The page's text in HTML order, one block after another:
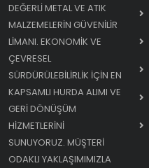
DEĞERLI METAL VE ATIK
MALZEMELERIN GÜVENILIR
LIMANI. EKONOMIK VE
ÇEVRESEL
SÜRDÜRÜLEBILIRLIK IÇIN EN
KAPSAMLI HURDA ALIMI VE
GERI DÖNÜŞÜM
HIZMETLERINI
SUNUYORUZ. MÜŞTERI
ODAKLI YAKLAŞIMIMIZLA